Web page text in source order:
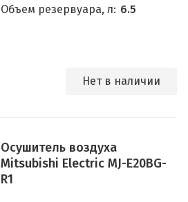
Объем резервуара, л: 6.5
Нет в наличии
Осушитель воздуха
Mitsubishi Electric MJ-E20BG-
R1